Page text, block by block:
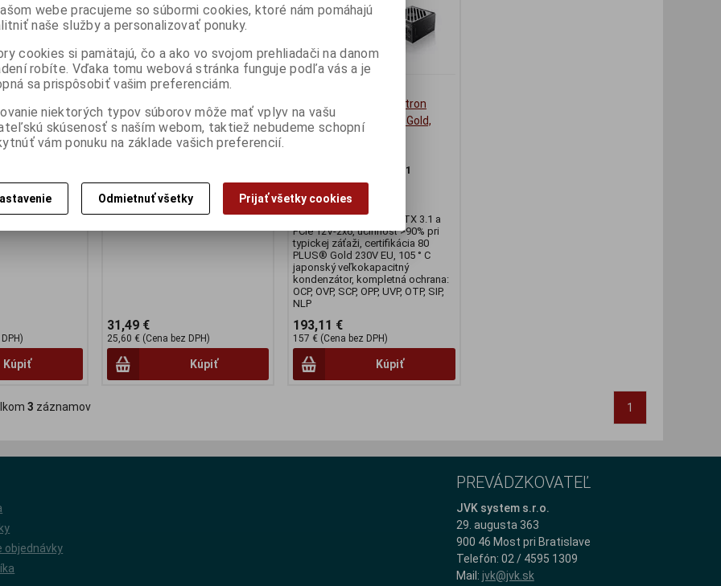
- ventilátor
BD, 80Plus
Zdr500
ATX
230V/Retail
Kúpiť
Zdroj ATX 400W- ventilátor 12
Výrobca:Evolveo
Katalógové číslo:
Zdr400
EAN:8594161333388
EVOLVEO Pulse zdroj 400W , ATX
2.2, tichý, 12cm fan, pas. PFC,
2xSATA, čierny, bulk balenie
31,49 €
25,60 € (Cena bez DPH)
Kúpiť
ventilátor 13,5 cm Fortron
MEGA 1200W , 80Plus Gold,
modulárny
Zdr701
EAN:4711498481955
Part No.:PPA12A1502
FSP MEGA GM 1200W ATX 3.1 a
PCIe 12V-2x6, účinnosť >90% pri
typickej záťaži, certifikácia 80
PLUS® Gold 230V EU, 105 ° C
japonský veľkokapacitný
kondenzátor, kompletná ochrana:
OCP, OVP, SCP, OPP, UVP, OTP, SIP,
NLP
193,11 €
157 € (Cena bez DPH)
Kúpiť
3 záznamov 1
objednávky
PREVÁDZKOVATEĽ
JVK system s.r.o.
29. augusta 363
900 46 Most pri Bratislave
Telefón: 02 / 4595 1309
Mail: jvk@jvk.sk
webe pracujeme so súbormi cookies, ktoré nám pomáhajú
naše služby a personalizovať ponuky.
cookies si pamätajú, čo a ako vo svojom prehliadači na danom
robíte. Vďaka tomu webová stránka funguje podľa vás a je
sa prispôsobiť vašim preferenciám.
niektorých typov súborov môže mať vplyv na vašu
skúsenosť s naším webom, taktiež nebudeme schopní
vám ponuku na základe vašich preferencií.
Odmietnuť všetky Prijať všetky cookies